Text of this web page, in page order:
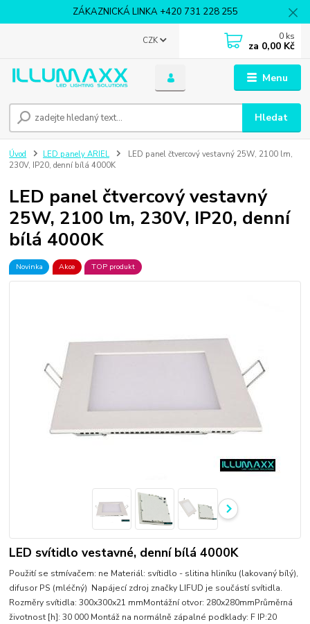
ZÁKAZNICKÁ LINKA +420 731 228 255
Menu
CZK
Hledat
0 ks
za 0,00 Kč
Úvod LED panely ARIEL
LED panel čtvercový vestavný 25W, 2100 lm,
230V, IP20, denní bílá 4000K
LED panel čtvercový vestavný
25W, 2100 lm, 230V, IP20, denní
bílá 4000K
Novinka Akce TOP produkt
LED svítidlo vestavné, denní bílá 4000K
Použití se stmívačem: ne Materiál: svítidlo - slitina hliníku (lakovaný bílý),
difusor PS (mléčný) Napájecí zdroj značky LIFUD je součástí svítidla.
Rozměry svítidla: 300x300x21 mmMontážní otvor: 280x280mmPrůměrná
životnost [h]: 30 000 Montáž na normálně zápalné podklady: F IP:20